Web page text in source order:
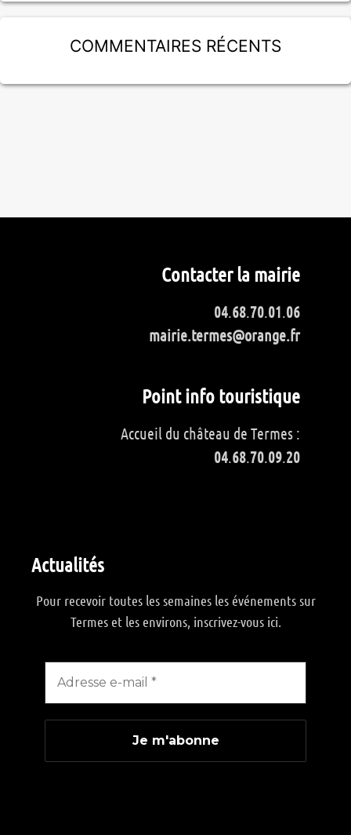
Commentaires récents
Contacter la mairie
04.68.70.01.06
mairie.termes@orange.fr
Point info touristique
Accueil du château de Termes :
04.68.70.09.20
Actualités
Pour recevoir toutes les semaines les événements sur
Termes et les environs, inscrivez-vous ici.